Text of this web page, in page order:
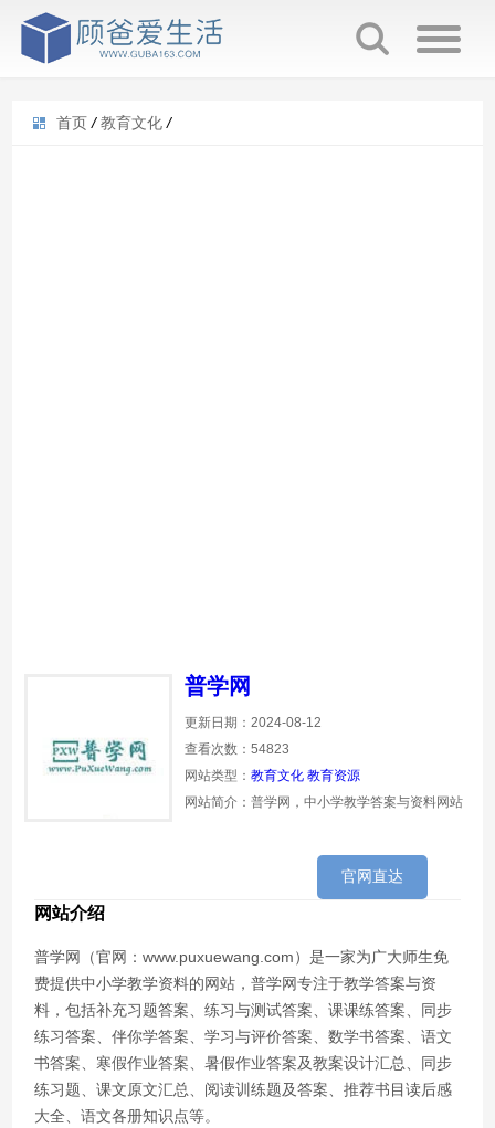
首页 / 教育文化 /
普学网
更新日期：2024-08-12
查看次数：54823
网站类型：教育文化 教育资源
网站简介：普学网，中小学教学答案与资料网站
官网直达
网站介绍
普学网（官网：www.puxuewang.com）是一家为广大师生免
费提供中小学教学资料的网站，普学网专注于教学答案与资
料，包括补充习题答案、练习与测试答案、课课练答案、同步
练习答案、伴你学答案、学习与评价答案、数学书答案、语文
书答案、寒假作业答案、暑假作业答案及教案设计汇总、同步
练习题、课文原文汇总、阅读训练题及答案、推荐书目读后感
大全、语文各册知识点等。